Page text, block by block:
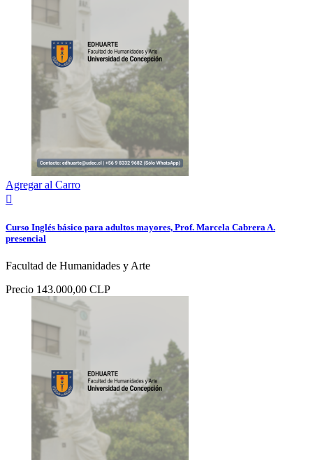
Agregar al Carro

Curso Inglés básico para adultos mayores, Prof. Marcela Cabrera A.
presencial
Facultad de Humanidades y Arte
Precio 143.000,00 CLP